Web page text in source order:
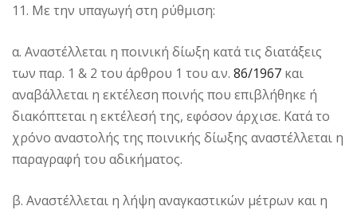
11. Με την υπαγωγή στη ρύθμιση:
α. Αναστέλλεται η ποινική δίωξη κατά τις διατάξεις
των παρ. 1 & 2 του άρθρου 1 του α.ν. 86/1967 και
αναβάλλεται η εκτέλεση ποινής που επιβλήθηκε ή
διακόπτεται η εκτέλεσή της, εφόσον άρχισε. Κατά το
χρόνο αναστολής της ποινικής δίωξης αναστέλλεται η
παραγραφή του αδικήματος.
β. Αναστέλλεται η λήψη αναγκαστικών μέτρων και η